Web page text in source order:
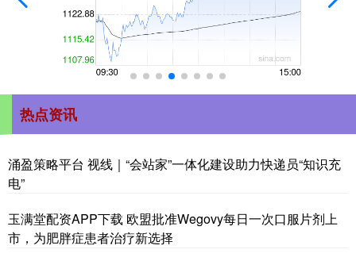
热点资讯
涌盈策略平台 视线｜“会站家”一体化建设助力快递员“知识充
电”
玉满堂配资APP下载 欧盟批准Wegovy每日一次口服片剂上
市，为肥胖症患者治疗新选择